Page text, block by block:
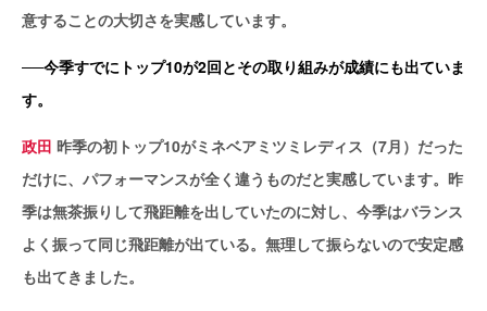
意することの大切さを実感しています。
──今季すでにトップ10が2回とその取り組みが成績にも出ていま
す。
政田 昨季の初トップ10がミネベアミツミレディス（7月）だった
だけに、パフォーマンスが全く違うものだと実感しています。昨
季は無茶振りして飛距離を出していたのに対し、今季はバランス
よく振って同じ飛距離が出ている。無理して振らないので安定感
も出てきました。